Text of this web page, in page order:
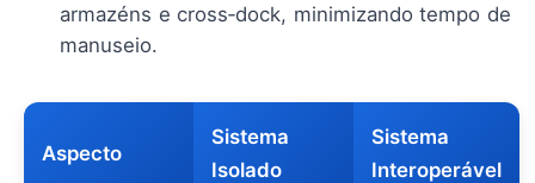
armazéns e cross‑dock, minimizando tempo de
manuseio.
Aspecto
Sistema
Isolado
Sistema
Interoperável